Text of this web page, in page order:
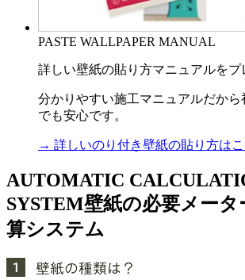
PASTE WALLPAPER MANUAL
詳しい壁紙の貼り方マニュアルをプ
分かりやすい施工マニュアルだから
でも安心です。
→ 詳しいのり付き壁紙の貼り方は
AUTOMATIC
SYSTEM壁紙の必要メータ
算システム